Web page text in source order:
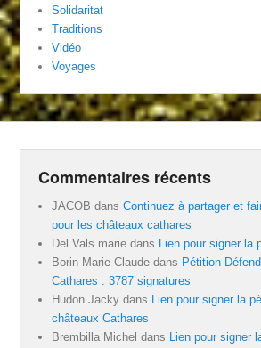
Solidaritat
Traditions
Vidéo
Voyages
Commentaires récents
JACOB dansContinuez à partager et
pour les châteaux cathares
Del Vals marie dans Lien pour signer la
Borin Marie-Claude dans Pétition
Cathares : 3787 signatures
Hudon Jacky dans Lien pour signer la
châteaux Cathares
Brembilla Michel dans Lien pour signer